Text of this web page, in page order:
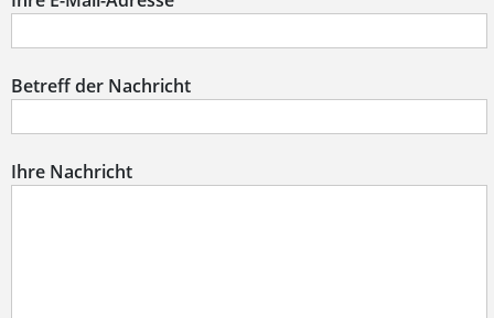
Betreff der Nachricht
Ihre Nachricht